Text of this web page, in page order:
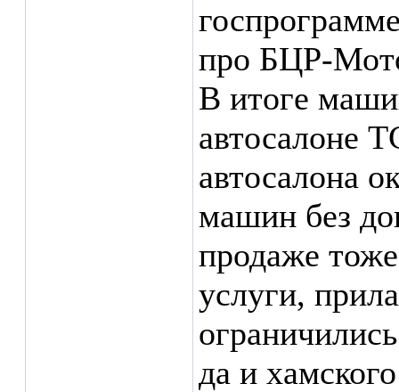
про БЦР-
В итоге
автосалоне
автосалона
машин без
продаже
услуги,
да и